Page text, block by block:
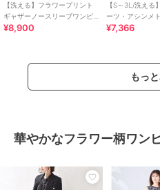
【洗える】フラワープリント
ギャザーノースリーブワンピ
ース
¥8,900
【S～3L/洗える
ーツ・アシンメ
ース
¥7,366
もっ
華やかなフラワー柄ワン